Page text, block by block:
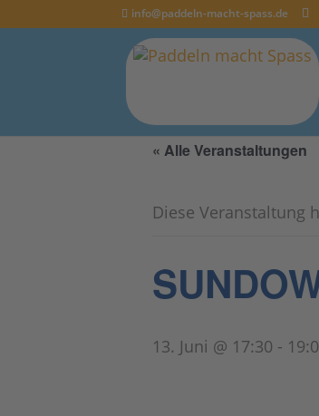
info@paddeln-macht-spass.de
« Alle Veranstaltungen
Diese Veranstaltung
13. Juni @ 17:30 -